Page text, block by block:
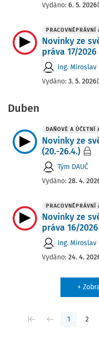
Vydáno: 6. 5. 2026
PRACOVNĚPRÁVNÍ
Novinky ze
práva 17/2026
Ing. Miroslav
Vydáno: 3. 5. 2026
Duben
DAŇOVÉ A ÚČETNÍ
Novinky ze
(20.-26.4.)
Tým DAUČ
Vydáno: 28. 4.
PRACOVNĚPRÁVNÍ
Novinky ze
práva 16/2026
Ing. Miroslav
Vydáno: 24. 4.
+
1 2